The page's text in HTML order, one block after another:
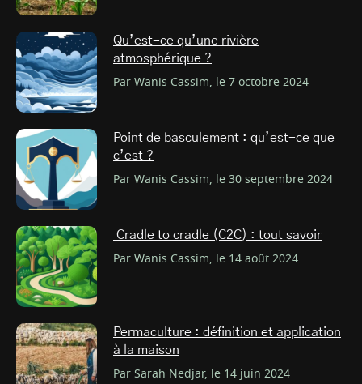
Qu’est-ce qu’une rivière
atmosphérique ?
Par Wanis Cassim, le 7 octobre 2024
Point de basculement : qu’est-ce que
c’est ?
Par Wanis Cassim, le 30 septembre 2024
Cradle to cradle (C2C) : tout savoir
Par Wanis Cassim, le 14 août 2024
Permaculture : définition et application
à la maison
Par Sarah Nedjar, le 14 juin 2024